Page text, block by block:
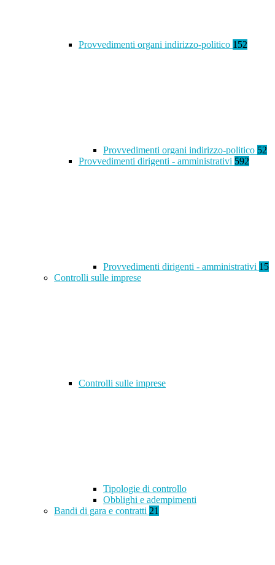
Provvedimenti organi indirizzo-politico 152
Provvedimenti organi indirizzo-politico 52
Provvedimenti dirigenti - amministrativi 592
Provvedimenti dirigenti - amministrativi 15
Controlli sulle imprese
Controlli sulle imprese
Tipologie di controllo
Obblighi e adempimenti
Bandi di gara e contratti 21